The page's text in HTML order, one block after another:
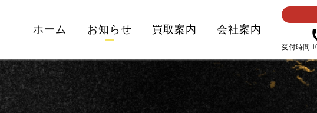
ホーム お知らせ 買取案内 会社案内
受付時間